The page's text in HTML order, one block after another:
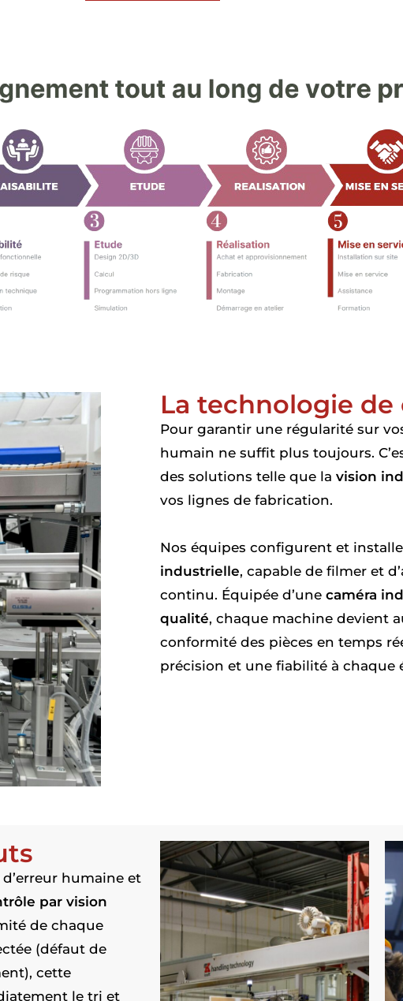
La technologie
Pour garantir une régularité sur
humain ne suffit plus toujours.
des solutions telle que la vision
vos lignes de fabrication.
Nos équipes configurent et
industrielle, capable de filmer et
continu. Équipée d’une caméra
qualité, chaque machine devient
conformité des pièces en temps
précision et une fiabilité à chaque
humaine et
par vision
de chaque
(défaut de
cette
le tri et